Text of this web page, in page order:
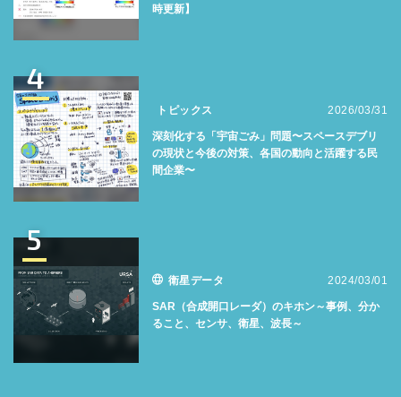
時更新】
4
トピックス 2026/03/31
深刻化する「宇宙ごみ」問題〜スペースデブリ
の現状と今後の対策、各国の動向と活躍する民
間企業〜
5
衛星データ 2024/03/01
SAR（合成開口レーダ）のキホン～事例、分か
ること、センサ、衛星、波長～